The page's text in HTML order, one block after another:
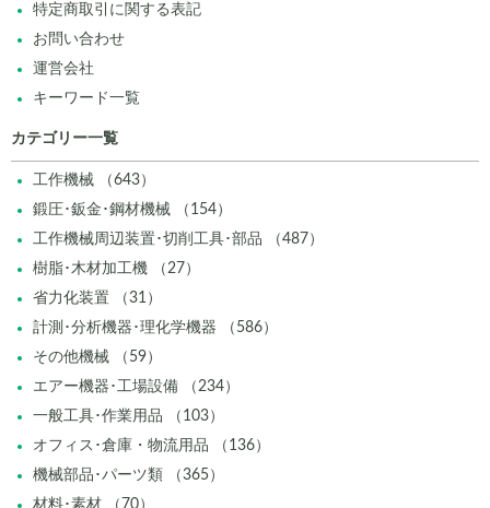
特定商取引に関する表記
お問い合わせ
運営会社
キーワード一覧
カテゴリー一覧
工作機械 （643）
鍛圧･鈑金･鋼材機械 （154）
工作機械周辺装置･切削工具･部品 （487）
樹脂･木材加工機 （27）
省力化装置 （31）
計測･分析機器･理化学機器 （586）
その他機械 （59）
エアー機器･工場設備 （234）
一般工具･作業用品 （103）
オフィス･倉庫・物流用品 （136）
機械部品･パーツ類 （365）
材料･素材 （70）